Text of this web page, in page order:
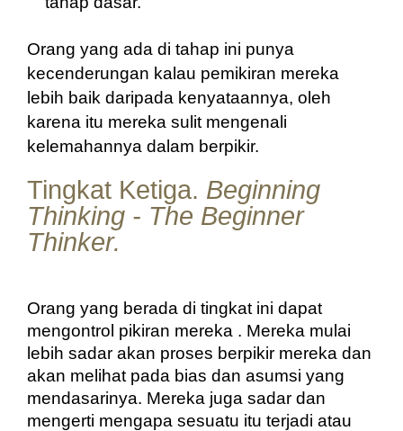
Orang yang ada di tahap ini punya
kecenderungan kalau pemikiran mereka
lebih baik daripada kenyataannya, oleh
karena itu mereka sulit mengenali
kelemahannya dalam berpikir.
Tingkat Ketiga. Beginning
Thinking - The Beginner
Thinker.
Orang yang berada di tingkat ini dapat
mengontrol pikiran mereka . Mereka mulai
lebih sadar akan proses berpikir mereka dan
akan melihat pada bias dan asumsi yang
mendasarinya. Mereka juga sadar dan
mengerti mengapa sesuatu itu terjadi atau